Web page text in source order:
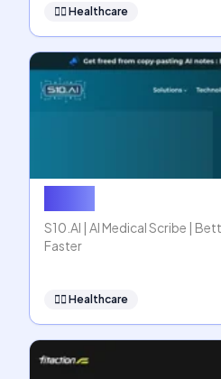
👩‍⚕️ Healthcare
S10.AI | AI Medical Scribe |
Faster
👩‍⚕️ Healthcare